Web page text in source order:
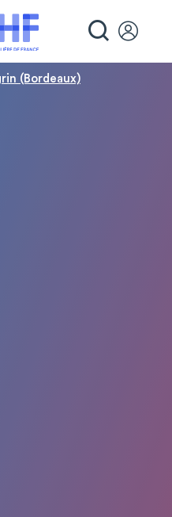
(Bordeaux)